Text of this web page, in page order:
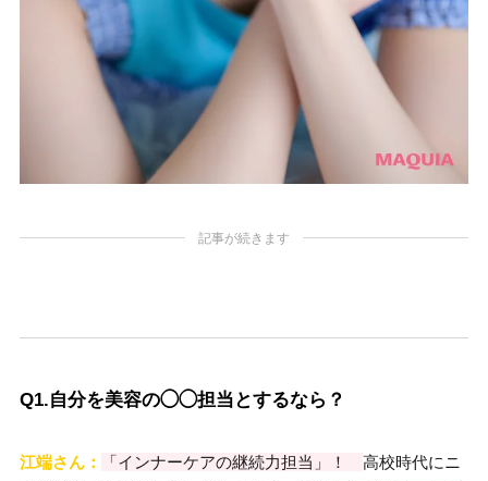
記事が続きます
Q1.自分を美容の◯◯担当とするなら？
江端さん： 「インナーケアの継続力担当」！ 高校時代にニ